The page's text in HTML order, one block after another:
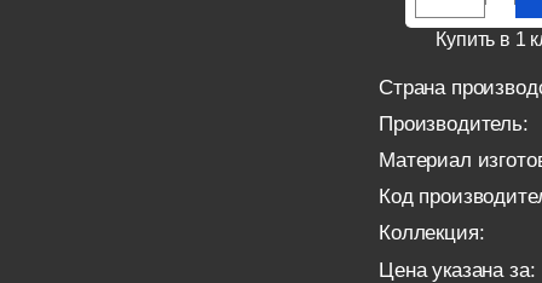
Купить в 1
Страна
Производитель:
Материал
Код
Коллекция:
Цена указана за: